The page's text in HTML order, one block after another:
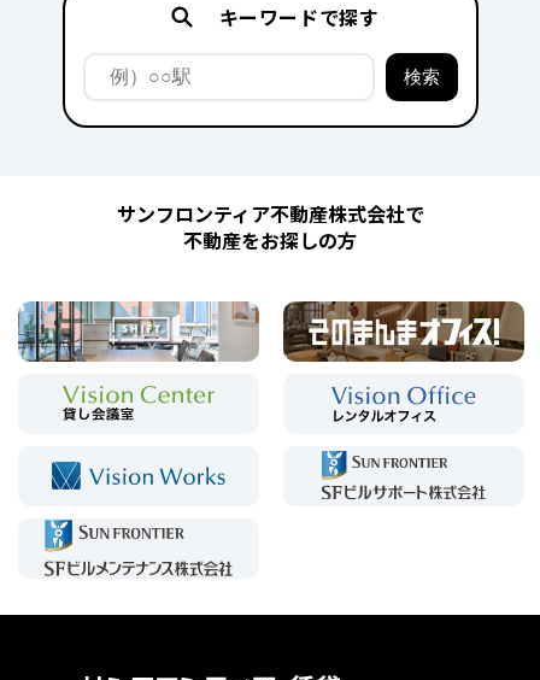
キーワードで探す
サンフロンティア不動産株式会社で
不動産をお探しの方